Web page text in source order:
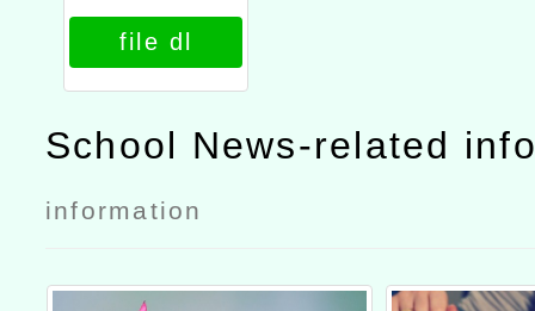
file dl
School News-related
information